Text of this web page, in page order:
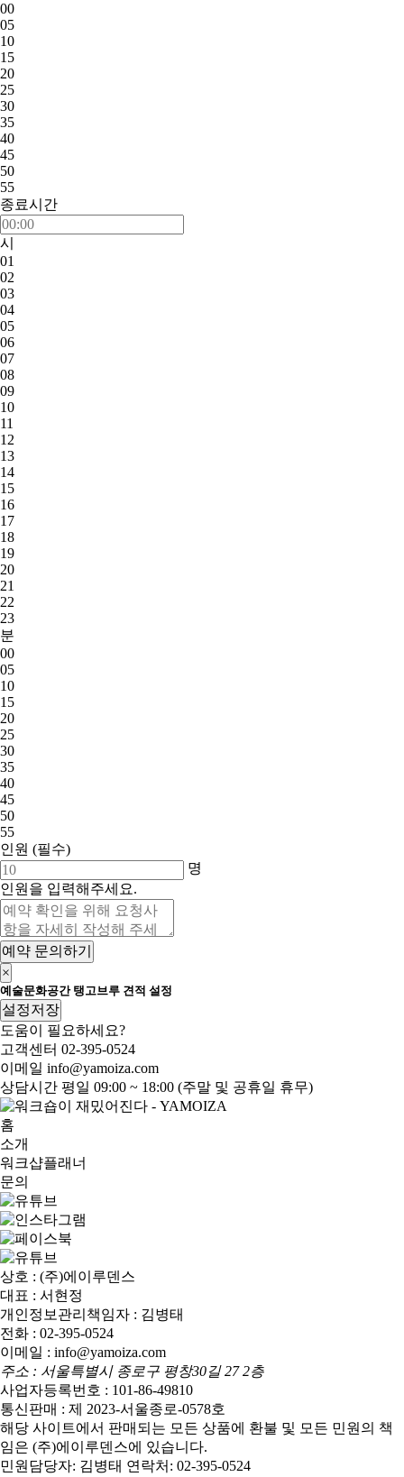
00
05
10
15
20
25
30
35
40
45
50
55
종료시간
시
01
02
03
04
05
06
07
08
09
10
11
12
13
14
15
16
17
18
19
20
21
22
23
분
00
05
10
15
20
25
30
35
40
45
50
55
인원 (필수)
명
인원을 입력해주세요.
예약 문의하기
×
예술문화공간 탱고브루 견적 설정
설정저장
도움이 필요하세요?
고객센터 02-395-0524
이메일 info@yamoiza.com
상담시간 평일 09:00 ~ 18:00 (주말 및 공휴일 휴무)
홈
소개
워크샵플래너
문의
상호 : (주)에이루덴스
대표 : 서현정
개인정보관리책임자 : 김병태
전화 : 02-395-0524
이메일 : info@yamoiza.com
주소 : 서울특별시 종로구 평창30길 27 2층
사업자등록번호 : 101-86-49810
통신판매 : 제 2023-서울종로-0578호
해당 사이트에서 판매되는 모든 상품에 환불 및 모든 민원의 책
임은 (주)에이루덴스에 있습니다.
민원담당자: 김병태 연락처: 02-395-0524